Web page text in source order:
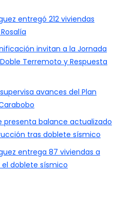
entregó 212 viviendas
invitan a la Jornada
Terremoto y Respuesta
avances del Plan
presenta balance actualizado
tras doblete sísmico
entrega 87 viviendas a
doblete sísmico